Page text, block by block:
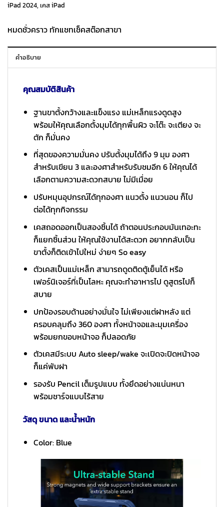
2,290 ฿.
iPad 2024, เคส iPad
หมดชั่วคราว ทักแชทเช็คสต๊อกสาขา
คำอธิบาย
คุณสมบัติสินค้า
ฐานขาตั้งกว้างและแข็งแรง แม่เหล็กแรงดูดสูง
พร้อมให้คุณเลือกตั้งมุมได้ทุกพื้นผิว จะโต๊ะ จะเตียง จะ
ตัก ก็มั่นคง
ที่สุดของความมั่นคง ปรับตั้งมุมได้ถึง 9 มุม องศา
สำหรับเขียน 3 และองศาสำหรับรับชมอีก 6 ให้คุณได้
เลือกตามความสะดวกสบาย ไม่มีเมื่อย
ปรับหมุนอุปกรณ์ได้ทุกองศา แนวตั้ง แนวนอน ก็ไป
ต่อได้ทุกกิจกรรม
เคสถอดออกเป็นสองชิ้นได้ ถ้าตอนประกอบมันเทอะทะ
ก็แยกชิ้นส่วน ให้คุณใช้งานได้สะดวก อยากกลับเป็น
ขาตั้งก็ติดเข้าไปใหม่ ง่ายๆ So easy
ตัวเคสเป็นแม่เหล็ก สามารถดูดติดตู้เย็นได้ หรือ
เฟอร์นิเจอร์ที่เป็นโลหะ คุณจะทำอาหารไป ดูสูตรไปก็
สบาย
ปกป้องรอบด้านอย่างมั่นใจ ไม่เพียงแต่ฝาหลัง แต่
ครอบคลุมถึง 360 องศา ทั้งหน้าจอและมุมเครื่อง
พร้อมยกขอบหน้าจอ ก็ปลอดภัย
ตัวเคสมีระบบ Auto sleep/wake จะเปิดจะปิดหน้าจอ
ก็แค่พับฝา
รองรับ Pencil เต็มรูปแบบ ทั้งยึดอย่างแน่นหนา
พร้อมชาร์จแบบไร้สาย
วัสดุ ขนาด และน้ำหนัก
Color: Blue